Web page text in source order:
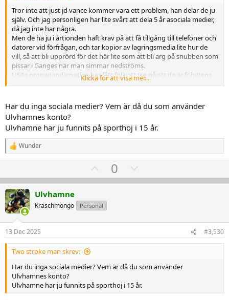
Tror inte att just jd vance kommer vara ett problem, han delar de ju
själv. Och jag personligen har lite svårt att dela 5 år asociala medier,
då jag inte har några.
Men de ha ju i årtionden haft krav på att få tillgång till telefoner och
datorer vid förfrågan, och tar kopior av lagringsmedia lite hur de
vill, så att bli upprörd för det här lite som att bli arg på snubben som
pissar i Ganges när man simmar nedströms.
USAs propagandamaskin har fått folk att tro på att de är frihetens
land, men de hyfsat genomkorrupta, spionerar på allt och alla, i
att kunna använda det som maktmedel.
Klicka för att visa mer...
Har du inga sociala medier? Vem är då du som använder
Ulvhamnes konto?
Ulvhamne har ju funnits på sporthoj i 15 år.
R
e
i
o
n
e
r
:
Wunder
U
p
o
0
o
t
Ulvhamne
Kraschmongo Personal
13 Dec 2025 #3,530
Two stroke man skrev:
Har du inga sociala medier? Vem är då du som använder
Ulvhamnes konto?
Ulvhamne har ju funnits på sporthoj i 15 år.